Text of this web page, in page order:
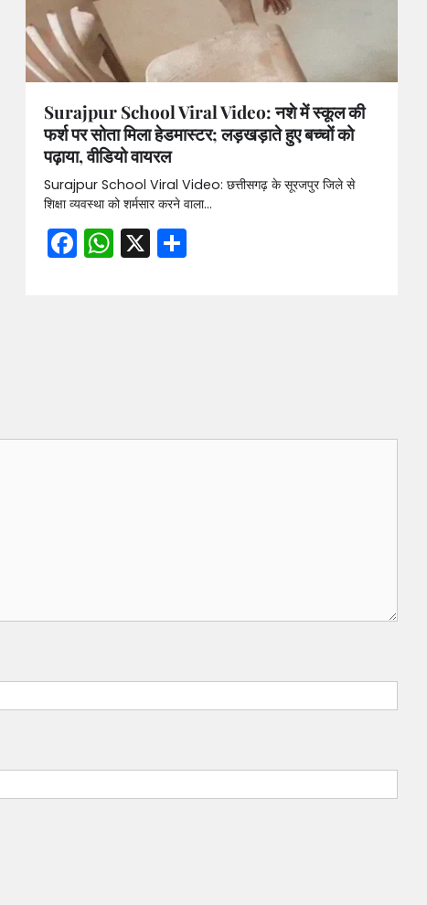
Surajpur School Viral Video: नशे में स्कूल की
फर्श पर सोता मिला हेडमास्टर; लड़खड़ाते हुए बच्चों को
पढ़ाया, वीडियो वायरल
Surajpur School Viral Video: छत्तीसगढ़ के सूरजपुर जिले से
शिक्षा व्यवस्था को शर्मसार करने वाला…
Facebook
WhatsApp
X